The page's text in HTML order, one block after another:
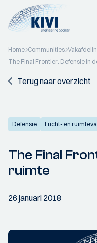
Home Communities
The Final Frontier: Defensie in
Terug naar overzicht
Defensie Lucht- en
The Final
ruimte
26 januari 2018